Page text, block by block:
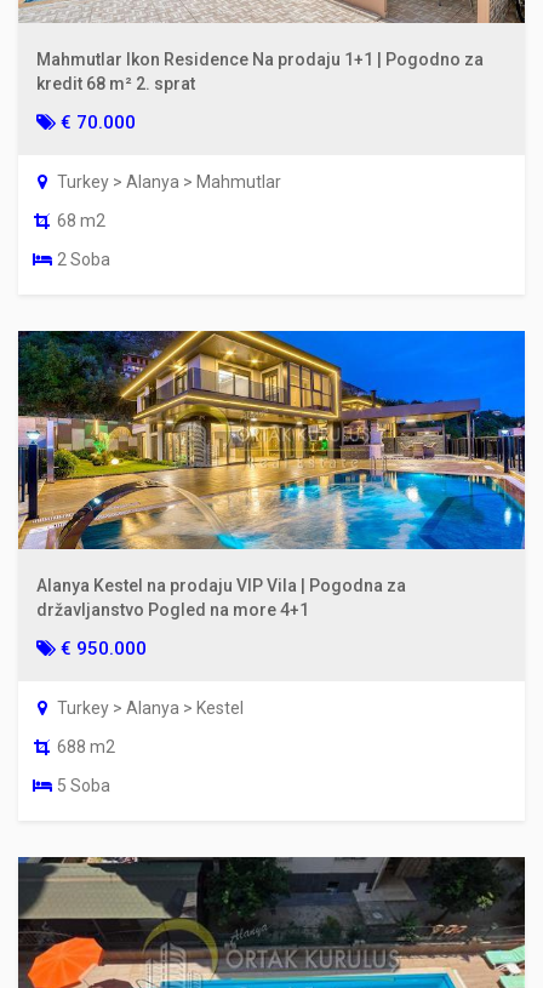
Mahmutlar Ikon Residence Na prodaju 1+1 | Pogodno za
kredit 68 m² 2. sprat
€ 70.000
Turkey > Alanya > Mahmutlar
68 m2
2 Soba
Alanya Kestel na prodaju VIP Vila | Pogodna za
državljanstvo Pogled na more 4+1
€ 950.000
Turkey > Alanya > Kestel
688 m2
5 Soba